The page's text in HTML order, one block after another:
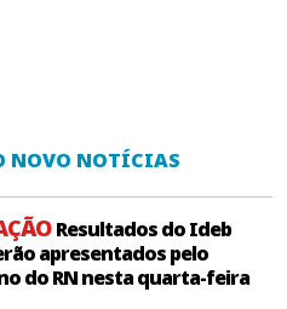
NOVO NOTÍCIAS
Resultados do Ideb
apresentados pelo
do RN nesta quarta-feira